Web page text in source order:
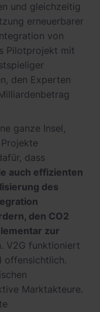
und gleichzeitig
erneuerbarer
von
Pilotprojekt mit
den Experten
ganze Insel,
dass
auch effizienten
des
den CO2
zur
V2G funktioniert
offensichtlich.
Marktakteure.